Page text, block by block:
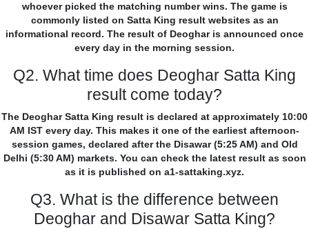
whoever picked the matching number wins. The game is
commonly listed on Satta King result websites as an
informational record. The result of Deoghar is announced once
every day in the morning session.
Q2. What time does Deoghar Satta King
result come today?
The Deoghar Satta King result is declared at approximately 10:00
AM IST every day. This makes it one of the earliest afternoon-
session games, declared after the Disawar (5:25 AM) and Old
Delhi (5:30 AM) markets. You can check the latest result as soon
as it is published on a1-sattaking.xyz.
Q3. What is the difference between
Deoghar and Disawar Satta King?